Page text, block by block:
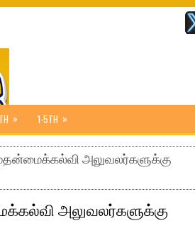
» 1-5TH »
முதன்மைக்கல்வி அலுவலர்களுக்கு
அலுவலர்களுக்கு